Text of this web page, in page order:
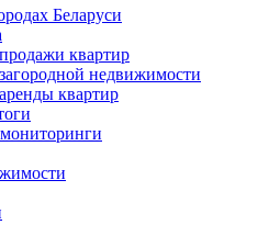
Беларуси
квартир
недвижимости
квартир